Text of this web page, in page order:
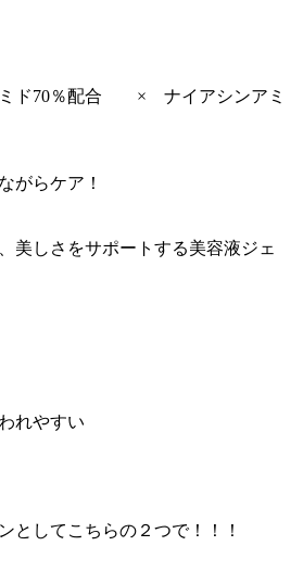
ミド70％配合 × ナイアシンアミ
がらケア！
美しさをサポートする美容液ジェ
れやすい
としてこちらの２つで！！！